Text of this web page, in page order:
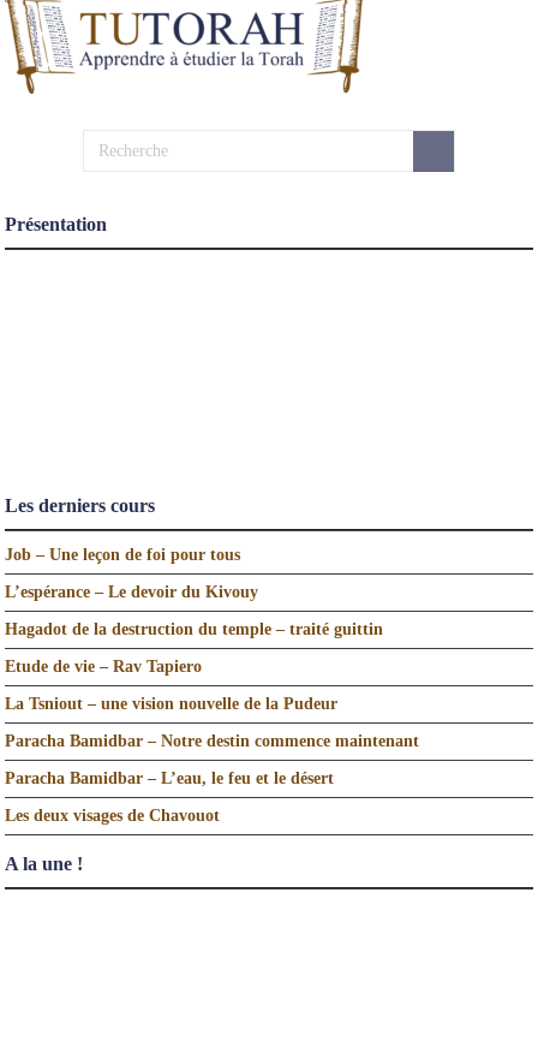
Présentation
Les derniers cours
Job – Une leçon de foi pour tous
L’espérance – Le devoir du Kivouy
Hagadot de la destruction du temple – traité guittin
Etude de vie – Rav Tapiero
La Tsniout – une vision nouvelle de la Pudeur
Paracha Bamidbar – Notre destin commence maintenant
Paracha Bamidbar – L’eau, le feu et le désert
Les deux visages de Chavouot
A la une !